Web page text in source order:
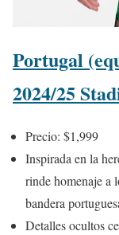
Portugal
2024/25
Precio: $1,999
Inspirada en la
rinde homenaje a
bandera
Detalles ocultos